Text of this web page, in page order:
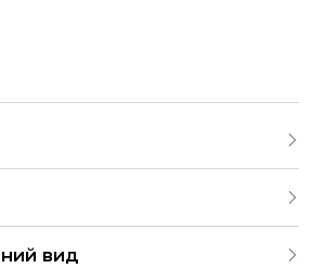
входят шары с разными
вид